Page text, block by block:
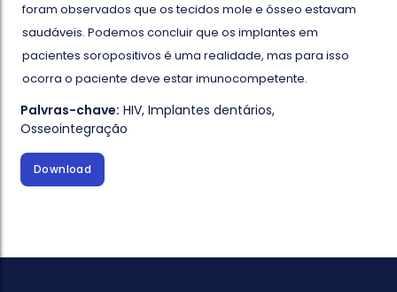
foram observados que os tecidos mole e ósseo estavam
saudáveis. Podemos concluir que os implantes em
pacientes soropositivos é uma realidade, mas para isso
ocorra o paciente deve estar imunocompetente.
Palvras-chave: HIV,Implantes dentários,
Osseointegração
Download